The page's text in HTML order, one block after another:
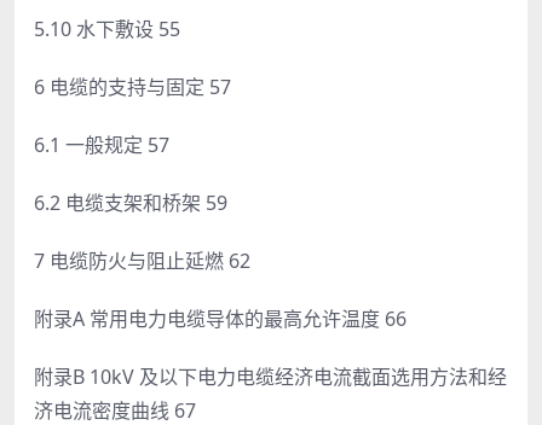
5.10 水下敷设 55
6 电缆的支持与固定 57
6.1 一般规定 57
6.2 电缆支架和桥架 59
7 电缆防火与阻止延燃 62
附录A 常用电力电缆导体的最高允许温度 66
附录B 10kV 及以下电力电缆经济电流截面选用方法和经
济电流密度曲线 67